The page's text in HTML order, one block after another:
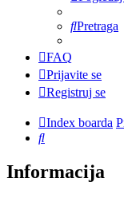
Pretraga
FAQ
Prijavite se
Registruj se
Index boarda
Pretraga
Informacija